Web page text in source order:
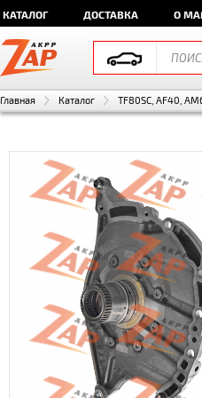
КАТАЛОГ ДОСТАВКА О
Главная Каталог TF80SC, AF40,